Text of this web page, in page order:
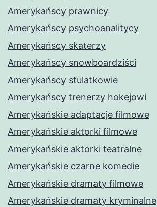
Amerykańscy prawnicy
Amerykańscy psychoanalitycy
Amerykańscy skaterzy
Amerykańscy snowboardziści
Amerykańscy stulatkowie
Amerykańscy trenerzy hokejowi
Amerykańskie adaptacje filmowe
Amerykańskie aktorki filmowe
Amerykańskie aktorki teatralne
Amerykańskie czarne komedie
Amerykańskie dramaty filmowe
Amerykańskie dramaty kryminalne